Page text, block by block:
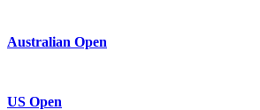
Australian Open
US Open